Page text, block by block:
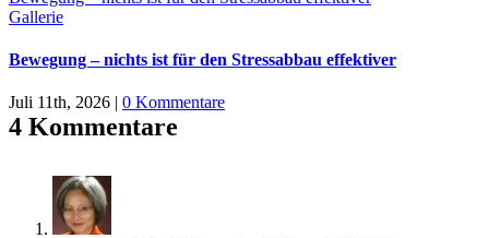
Gallerie
Bewegung – nichts ist für den Stressabbau effektiver
Juli 11th, 2026 | 0 Kommentare
4 Kommentare